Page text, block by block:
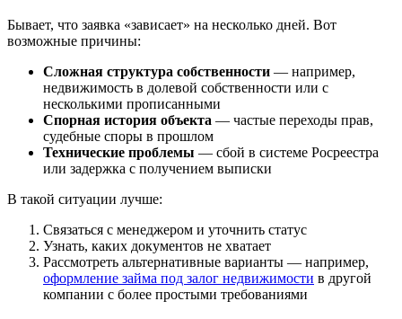
Бывает, что заявка «зависает» на несколько дней. Вот
возможные причины:
Сложная структура собственности — например,
недвижимость в долевой собственности или с
несколькими прописанными
Спорная история объекта — частые переходы прав,
судебные споры в прошлом
Технические проблемы — сбой в системе Росреестра
или задержка с получением выписки
В такой ситуации лучше:
Связаться с менеджером и уточнить статус
Узнать, каких документов не хватает
Рассмотреть альтернативные варианты — например,
оформление займа под залог недвижимости в другой
компании с более простыми требованиями